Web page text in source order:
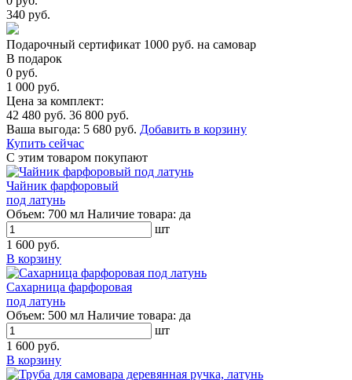
340 руб.
Подарочный сертификат 1000 руб. на самовар
В подарок
0 руб.
1 000 руб.
Цена за комплект:
42 480 руб. 36 800 руб.
Ваша выгода: 5 680 руб. Добавить в корзину
Купить сейчас
С этим товаром покупают
Чайник фарфоровый
под латунь
Объем: 700 мл Наличие товара: да
шт
1 600 руб.
В корзину
Сахарница фарфоровая
под латунь
Объем: 500 мл Наличие товара: да
шт
1 600 руб.
В корзину